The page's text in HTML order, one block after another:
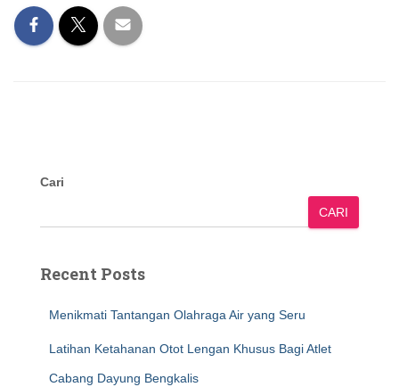
Cari
CARI
Recent Posts
Menikmati Tantangan Olahraga Air yang Seru
Latihan Ketahanan Otot Lengan Khusus Bagi Atlet
Cabang Dayung Bengkalis